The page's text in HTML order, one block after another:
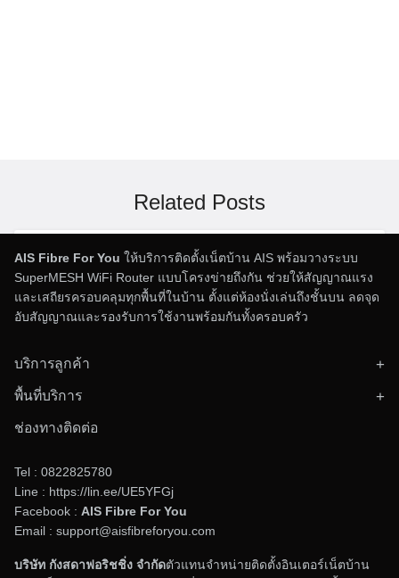
Related Posts
เน็ตบ้าน AIS Serenade พิเศษสำหรับสมาชิก
รับสิทธิประโยชน์มากมาย
ข่าวสาร AIS Fibre
เพี […]
AIS ร่วมมือกับสำนักงานตำรวจแห่งชาติ
จีนที่ใช้เครื่องส่ง SMS ปลอม
15/11/2024 ข่าวสาร AIS Fibre
กรุงเทพฯ, ในวันที่ 13 พฤศจิกายน 2567 การจับกุมครั้งนี้
AIS Fibre For You ให้บริการติดตั้งเน็ตบ้าน AIS พร้อมวางระบบ
SuperMESH WiFi Router แบบโครงข่ายถึงกัน ช่วยให้สัญญาณแรง
และเสถียรครอบคลุมทุกพื้นที่ในบ้าน ตั้งแต่ห้องนั่งเล่นถึงชั้นบน ลดจุด
อับสัญญาณและรองรับการใช้งานพร้อมกันทั้งครอบครัว
บริการลูกค้า
ติดตั้งอินเทอร์เน็ตบ้าน
ตรวจสอบพื้นที่ให้บริการ
ข่าวสารและโปรโมชั่น
พื้นที่บริการ
ช่องทางติดต่อ
Tel : 0822825780
Line : https://lin.ee/UE5YFGj
Facebook : AIS Fibre For You
Email : support@aisfibreforyou.com
บริษัท กังสดาฟอริชชิ่ง จำกัดตัวแทนจำหน่ายติดตั้งอินเตอร์เน็ตบ้าน